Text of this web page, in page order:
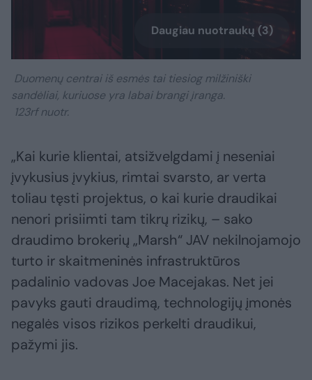
Daugiau nuotraukų (3)
Duomenų centrai iš esmės tai tiesiog milžiniški
sandėliai, kuriuose yra labai brangi įranga.
123rf nuotr.
„Kai kurie klientai, atsižvelgdami į neseniai
įvykusius įvykius, rimtai svarsto, ar verta
toliau tęsti projektus, o kai kurie draudikai
nenori prisiimti tam tikrų rizikų, – sako
draudimo brokerių „Marsh“ JAV nekilnojamojo
turto ir skaitmeninės infrastruktūros
padalinio vadovas Joe Macejakas. Net jei
pavyks gauti draudimą, technologijų įmonės
negalės visos rizikos perkelti draudikui,
pažymi jis.